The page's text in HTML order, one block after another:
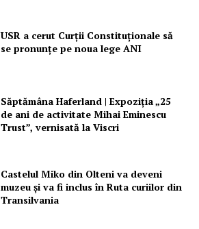
USR a cerut Curții Constituționale să
se pronunțe pe noua lege ANI
Săptămâna Haferland | Expoziţia „25
de ani de activitate Mihai Eminescu
Trust”, vernisată la Viscri
Castelul Miko din Olteni va deveni
muzeu şi va fi inclus în Ruta curiilor din
Transilvania